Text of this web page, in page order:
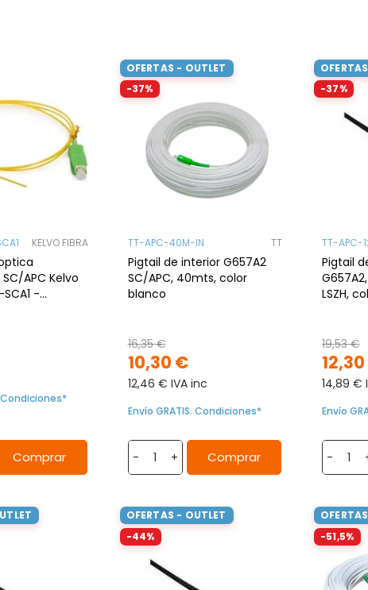
KELVO FIBRA
APC Kelvo
-
Condiciones*
Comprar
OFERTAS - OUTLET
-37%
TT-APC-40M-IN TT
Pigtail de interior G657A2
SC/APC, 40mts, color
blanco
10,30 €
16,35 €
12,46 € IVA inc
Envío GRATIS. Condiciones*
- + Comprar
-37%
TT-APC-
Pigtail
LSZH,
19,53 €
14,89 €
Envío
-
OFERTAS - OUTLET
-44%
-51,5%